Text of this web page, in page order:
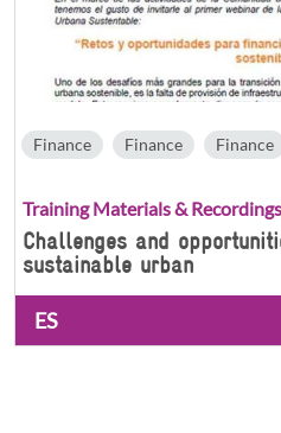
Finance Finance Finance
Training Materials & Recordings
Challenges and
sustainable urban
ES